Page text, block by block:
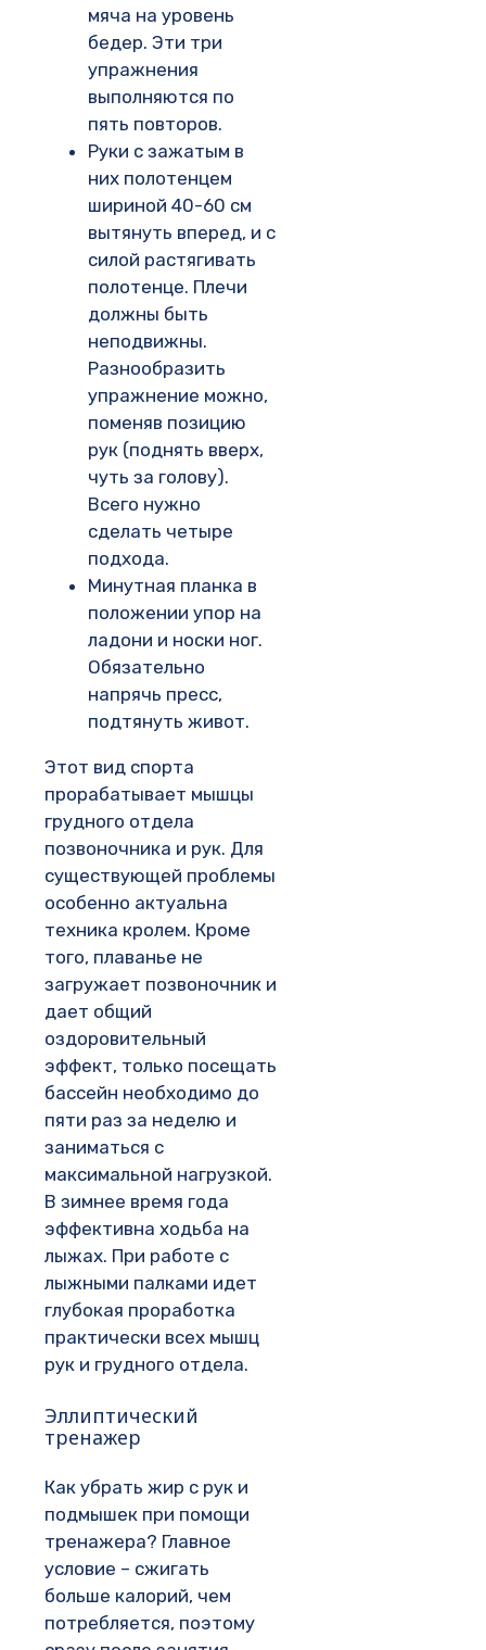
мяча на уровень
бедер. Эти три
упражнения
выполняются по
пять повторов.
Руки с зажатым в
них полотенцем
шириной 40-60 см
вытянуть вперед, и с
силой растягивать
полотенце. Плечи
должны быть
неподвижны.
Разнообразить
упражнение можно,
поменяв позицию
рук (поднять вверх,
чуть за голову).
Всего нужно
сделать четыре
подхода.
Минутная планка в
положении упор на
ладони и носки ног.
Обязательно
напрячь пресс,
подтянуть живот.
Этот вид спорта
прорабатывает мышцы
грудного отдела
позвоночника и рук. Для
существующей проблемы
особенно актуальна
техника кролем. Кроме
того, плаванье не
загружает позвоночник и
дает общий
оздоровительный
эффект, только посещать
бассейн необходимо до
пяти раз за неделю и
заниматься с
максимальной нагрузкой.
В зимнее время года
эффективна ходьба на
лыжах. При работе с
лыжными палками идет
глубокая проработка
практически всех мышц
рук и грудного отдела.
Эллиптический
тренажер
Как убрать жир с рук и
подмышек при помощи
тренажера? Главное
условие – сжигать
больше калорий, чем
потребляется, поэтому